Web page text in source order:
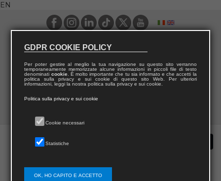
EN
GDPR COOKIE POLICY
Per poter gestire al meglio la tua navigazione su questo sito verranno
temporaneamente memorizzate alcune informazioni in piccoli file di testo
denominati cookie. È molto importante che tu sia informato e che accetti la
politica sulla privacy e sui cookie di questo sito Web. Per ulteriori
informazioni, leggi la nostra politica sulla privacy e sui cookie.
Politica sulla privacy e sui cookie
Cookie necessari
Statistiche
OK, HO CAPITO E ACCETTO